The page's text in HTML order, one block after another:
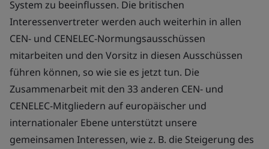
System zu beeinflussen. Die britischen
Interessenvertreter werden auch weiterhin in allen
CEN- und CENELEC-Normungsausschüssen
mitarbeiten und den Vorsitz in diesen Ausschüssen
führen können, so wie sie es jetzt tun. Die
Zusammenarbeit mit den 33 anderen CEN- und
CENELEC-Mitgliedern auf europäischer und
internationaler Ebene unterstützt unsere
gemeinsamen Interessen, wie z. B. die Steigerung des